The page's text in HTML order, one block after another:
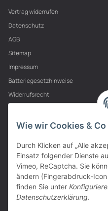
Vertrag widerrufen
Datenschutz
AGB
Sitemap
Impressum
Batteriegesetzhinweise
Widerrufsrecht
PARTNER
Wie wir Cookies &
Durch Klicken auf „Alle
Einsatz folgender Dienste
Vimeo, ReCaptcha. Sie
ändern (Fingerabdruck-
finden Sie unter
Datenschutzerklärung.